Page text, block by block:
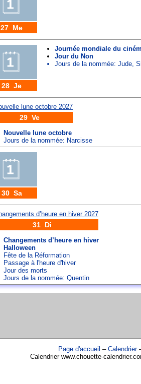
27 Me
28 Je
Journée mondiale du
Jour du Non
Jours de la nommée: Jude,
29 Ve
Nouvelle lune octobre
Jours de la nommée: Narcisse
30 Sa
31 Di
Changements d’heure en hiver
Halloween
Fête de la Réformation
Passage à l'heure d'hiver
Jour des morts
Jours de la nommée: Quentin
Page d'accueil – Calendrier
Calendrier www.chouette-